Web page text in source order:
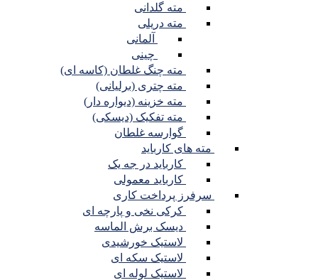
مته گلدانی
مته دریلی
آلمانی
چینی
مته چنگ غلطان (کاسه ای)
مته چتری (برلیانی)
مته خزینه (دیواره دار)
مته تفکیک (دیسکی)
گوارسه غلطان
مته های کارباید
کارباید در جه یک
کارباید معمولی
سرفرز پرداخت کاری
کرکی نخی و پارچه ای
دیسک برش الماسه
لاستیک خورشیدی
لاستیک سکه ای
لاستیک لوله ای